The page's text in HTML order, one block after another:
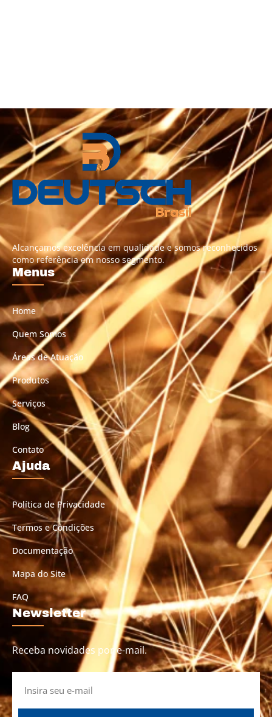
Alcançamos excelência em qualidade e somos reconhecidos
como referência em nosso segmento.
Menus
Home
Quem Somos
Áreas de Atuação
Produtos
Serviços
Blog
Contato
Ajuda
Política de Privacidade
Termos e Condições
Documentação
Mapa do Site
FAQ
Newsletter
Receba novidades por e-mail.